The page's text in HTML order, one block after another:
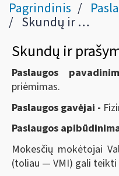
Pagrindinis
Skundų ir prašymų priėmimas
Skundų ir
Paslaugos
priėmimas.
Paslaugos gavėjai -
Paslaugos
Mokesčių mokėtojai
(toliau — VMI) gali teikti